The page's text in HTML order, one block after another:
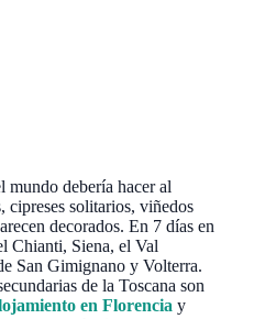
mundo debería hacer al
cipreses solitarios, viñedos
decorados. En 7 días en
Chianti, Siena, el Val
San Gimignano y Volterra.
de la Toscana son
en Florencia y